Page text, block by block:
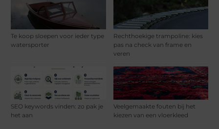
Te koop sloepen voor ieder type
watersporter
Rechthoekige trampoline: kies
pas na check van frame en
veren
SEO keywords vinden: zo pak je
het aan
Veelgemaakte fouten bij het
kiezen van een vloerkleed